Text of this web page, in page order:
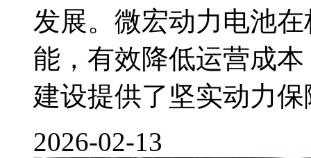
发展。微宏动力电池
能，有效降低运营成
建设提供了坚实动力保
2026-02-13